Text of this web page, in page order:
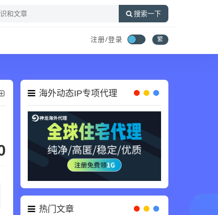
搜索一下
注册/登录 繁
海外动态IP专项代理
热门文章